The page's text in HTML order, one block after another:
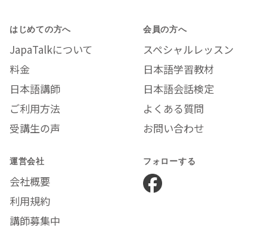
はじめての方へ
JapaTalkについて
料金
日本語講師
ご利用方法
受講生の声
会員の方へ
スペシャルレッスン
日本語学習教材
日本語会話検定
よくある質問
お問い合わせ
運営会社
会社概要
利用規約
講師募集中
フォローする